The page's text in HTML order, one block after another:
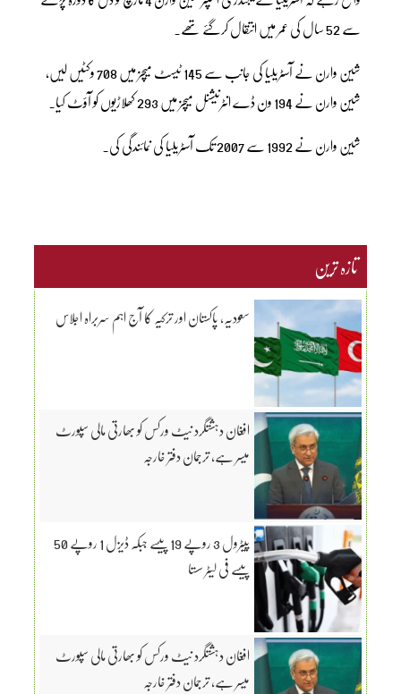
سے 52 سال کی عمر میں انتقال کرگئے تھے۔
شین وارن نے آسٹریلیا کی جانب سے 145 ٹیسٹ میچز میں 708 وکٹیں لیں،
شین وارن نے 194 ون ڈے انٹرنیشنل میچز میں 293 کھلاڑیوں کو آؤٹ کیا۔
شین وارن نے 1992 سے 2007 تک آسٹریلیا کی نمائندگی کی۔
تازہ ترین
سعودیہ، پاکستان اور ترکیہ کا آج اہم سربراہ اجلاس
افغان دہشتگرد نیٹ ورکس کو بھارتی مالی سپورٹ
میسر ہے، ترجمان دفتر خارجہ
پیٹرول 3 روپے 19 پیسے جبکہ ڈیزل 1 روپے 50
پیسے فی لیٹر سستا
افغان دہشتگرد نیٹ ورکس کو بھارتی مالی سپورٹ
میسر ہے، ترجمان دفتر خارجہ